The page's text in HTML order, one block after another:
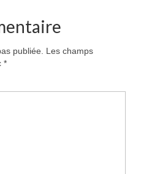
publiée.
Les champs
*